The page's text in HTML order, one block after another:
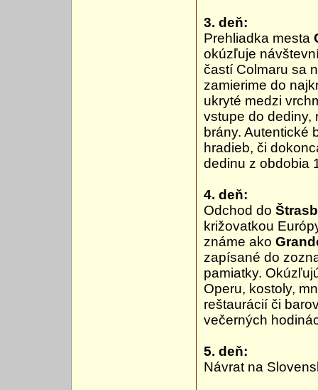
3. deň:
Prehliadka mesta
okúzľuje
častí Colmaru sa
zamierime do
ukryté medzi
vstupe do dediny,
brány. Autentické
hradieb, či
dedinu z obdobia
4. deň:
Odchod do
križovatkou
známe ako
zapísané do
pamiatky.
Operu, kostoly,
reštaurácií či
večerných
5. deň:
Návrat na